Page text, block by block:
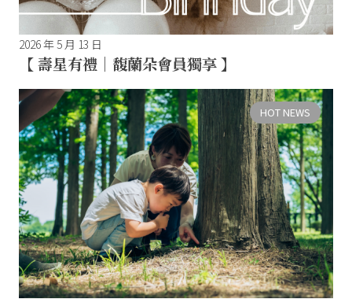
2026 年 5 月 13 日
【 壽星有禮｜馥蘭朵會員獨享 】
HOT NEWS